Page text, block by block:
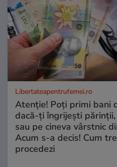
Libertateapentrufemei.ro
Atenție! Poți primi bani
dacă-ți îngrijești părinții,
sau pe cineva vârstnic
Acum s-a decis! Cum
procedezi